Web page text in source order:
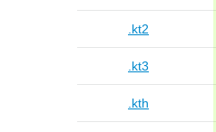
.kt2
.kt3
.kth